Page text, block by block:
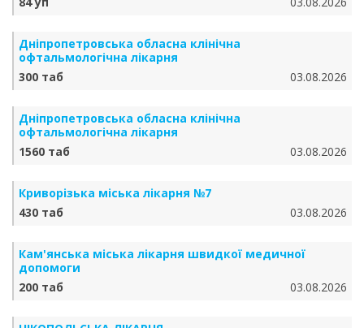
Дніпропетровська обласна клінічна
офтальмологічна лікарня
300 таб
03.08.2026
Дніпропетровська обласна клінічна
офтальмологічна лікарня
1560 таб
03.08.2026
Криворізька міська лікарня №7
430 таб
03.08.2026
Кам'янська міська лікарня швидкої медичної
допомоги
200 таб
03.08.2026